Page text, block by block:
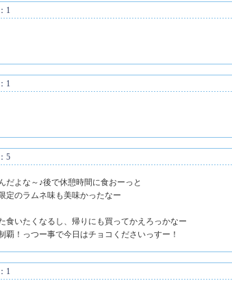
1
1
5
だよな～♪後で休憩時間に食おーっと
定のラムネ味も美味かったなー
食いたくなるし、帰りにも買ってかえろっかなー
覇！っつー事で今日はチョコくださいっすー！
1